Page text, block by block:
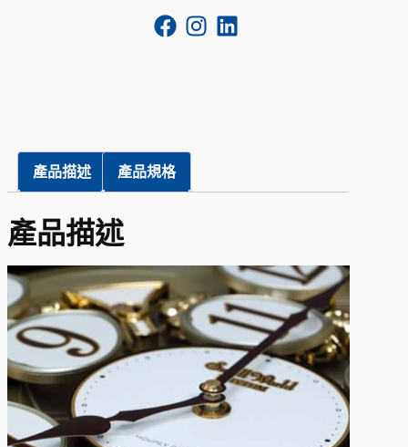
產品描述 產品規格
產品描述